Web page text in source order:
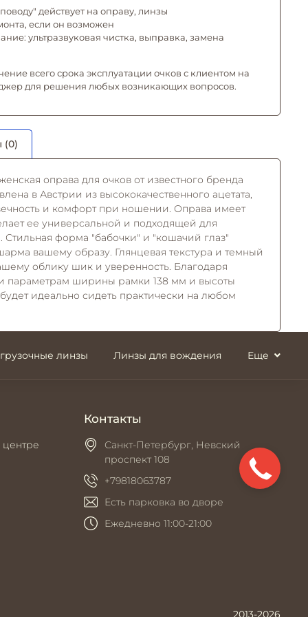
действует на оправу, линзы
если он возможен
ультразвуковая чистка, выправка, замена
всего срока эксплуатации очков с клиентом на
для решения любых возникающих вопросов.
(0)
оправа для очков от известного бренда
в Австрии из высококачественного ацетата,
и комфорт при ношении. Оправа имеет
ее универсальной и подходящей для
Стильная форма "бабочки" и "кошачий глаз"
вашему образу. Глянцевая текстура и темный
облику шик и уверенность. Благодаря
параметрам ширины рамки 138 мм и высоты
идеально сидеть практически на любом
линзы Линзы для вождения Еще
Контакты
Санкт-Петербург, Невский
проспект 108
+79818063787
Есть парковка во дворе
Ежедневно 11:00-21:00
2013-2026